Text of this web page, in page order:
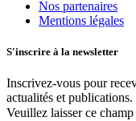
Nos partenaires
Mentions légales
S'inscrire à la newsletter
Inscrivez-vous pour
actualités et publications.
Veuillez laisser ce